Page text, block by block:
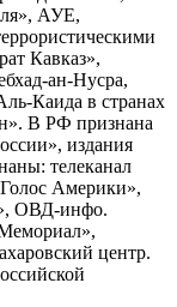
АУЕ,
Кавказ»,
ан-Нусра,
Каида в странах
В РФ признана
издания
телеканал
Америки»,
ОВД-инфо.
центр.